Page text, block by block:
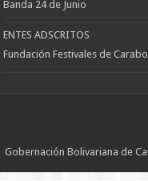
Banda 24 de Junio
ENTES ADSCRITOS
Fundación Festivales de
Gobernación Bolivariana de